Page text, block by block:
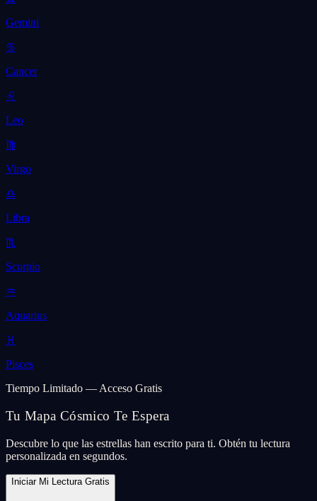
Gemini
♋
Cancer
♌
Leo
♍
Virgo
♎
Libra
♏
Scorpio
♒
Aquarius
♓
Pisces
Tiempo Limitado — Acceso Gratis
Tu Mapa Cósmico Te Espera
Descubre lo que las estrellas han escrito para ti. Obtén tu lectura
personalizada en segundos.
Iniciar Mi Lectura Gratis